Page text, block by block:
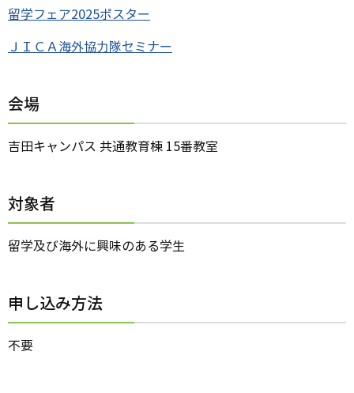
留学フェア2025ポスター
ＪＩＣＡ海外協⼒隊セミナー
会場
吉田キャンパス 共通教育棟 15番教室
対象者
留学及び海外に興味のある学生
申し込み方法
不要